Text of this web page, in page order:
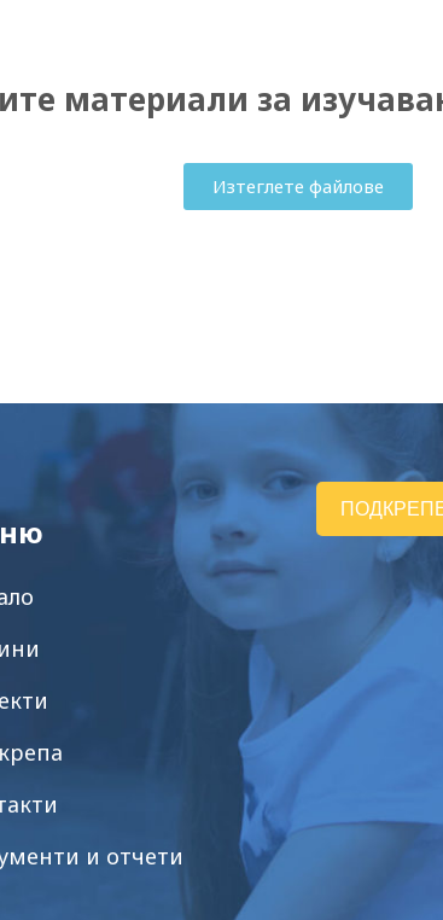
материали за
Изтеглете файлове
и отчети